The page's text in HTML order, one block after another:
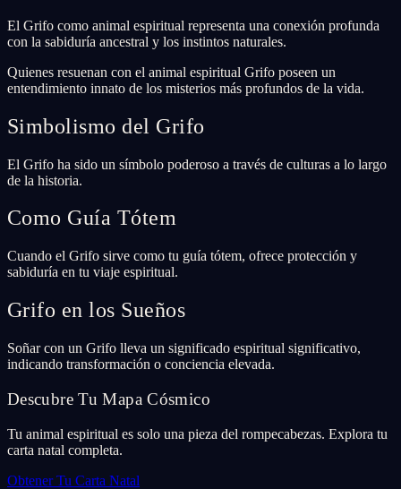
El Grifo como animal espiritual representa una conexión profunda
con la sabiduría ancestral y los instintos naturales.
Quienes resuenan con el animal espiritual Grifo poseen un
entendimiento innato de los misterios más profundos de la vida.
Simbolismo del Grifo
El Grifo ha sido un símbolo poderoso a través de culturas a lo largo
de la historia.
Como Guía Tótem
Cuando el Grifo sirve como tu guía tótem, ofrece protección y
sabiduría en tu viaje espiritual.
Grifo en los Sueños
Soñar con un Grifo lleva un significado espiritual significativo,
indicando transformación o conciencia elevada.
Descubre Tu Mapa Cósmico
Tu animal espiritual es solo una pieza del rompecabezas. Explora tu
carta natal completa.
Obtener Tu Carta Natal